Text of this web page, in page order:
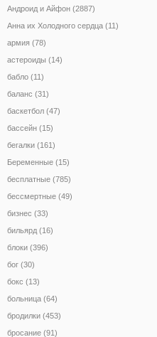
Андроид и Айфон (2887)
Анна их Холодного сердца (11)
армия (78)
астероиды (14)
бабло (11)
баланс (31)
баскетбол (47)
бассейн (15)
бегалки (161)
Беременные (15)
бесплатные (785)
бессмертные (49)
бизнес (33)
бильярд (16)
блоки (396)
бог (30)
бокс (13)
больница (64)
бродилки (453)
бросание (91)